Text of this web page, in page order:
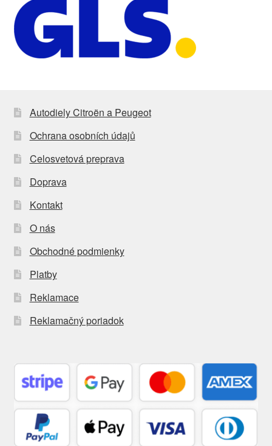
Autodiely Citroën a Peugeot
Ochrana osobních údajů
Celosvetová preprava
Doprava
Kontakt
O nás
Obchodné podmienky
Platby
Reklamace
Reklamačný poriadok